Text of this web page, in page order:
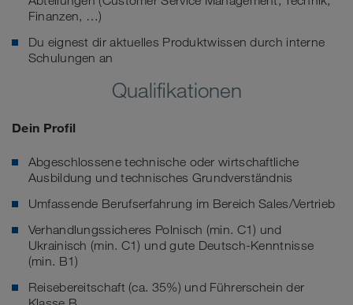
Finanzen, …)
Du eignest dir aktuelles Produktwissen durch interne
Schulungen an
Qualifikationen
Dein Profil
Abgeschlossene technische oder wirtschaftliche
Ausbildung und technisches Grundverständnis
Umfassende Berufserfahrung im Bereich Sales/Vertrieb
Verhandlungssicheres Polnisch (min. C1) und
Ukrainisch (min. C1) und gute Deutsch-Kenntnisse
(min. B1)
Reisebereitschaft (ca. 35%) und Führerschein der